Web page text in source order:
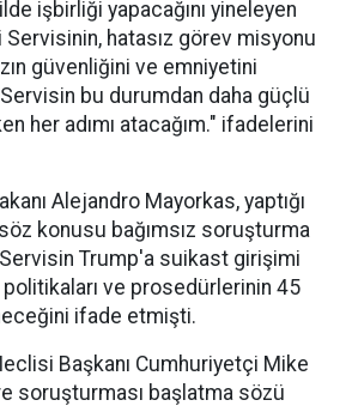
işbirliği yapacağını yineleyen
Servisinin, hatasız görev misyonu
güvenliğini ve emniyetini
bu durumdan daha güçlü
her adımı atacağım." ifadelerini
Alejandro Mayorkas, yaptığı
söz konusu bağımsız soruşturma
Servisin Trump'a suikast girişimi
ve prosedürlerinin 45
ifade etmişti.
Başkanı Cumhuriyetçi Mike
soruşturması başlatma sözü